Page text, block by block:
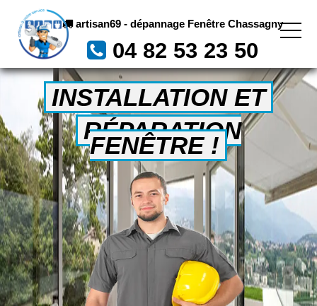
artisan69 - dépannage Fenêtre Chassagny
04 82 53 23 50
INSTALLATION ET
RÉPARATION
FENÊTRE !